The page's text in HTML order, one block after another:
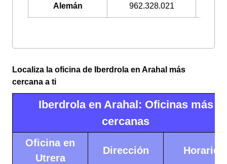
Alemán 962.328.021
Localiza la oficina de Iberdrola en Arahal más
cercana a ti
Iberdrola en Arahal: Oficinas más
cercanas
Oficina en
Utrera
Dirección Horario